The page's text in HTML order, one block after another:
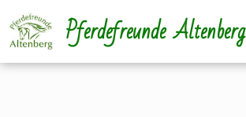
zum
Inhalt
Pferdefreunde Altenberg